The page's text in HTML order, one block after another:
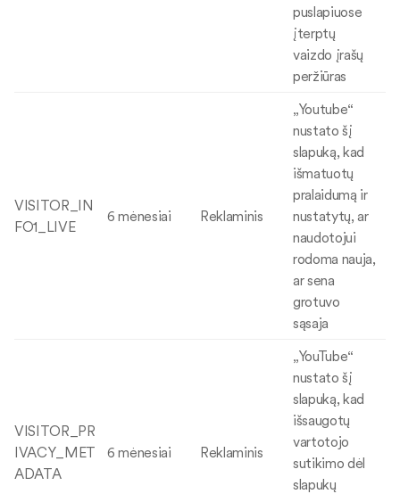
puslapiuose
įterptų
vaizdo įrašų
peržiūras
VISITOR_IN
FO1_LIVE
6 mėnesiai Reklaminis
„Youtube“
nustato šį
slapuką, kad
išmatuotų
pralaidumą ir
nustatytų, ar
naudotojui
rodoma nauja,
ar sena
grotuvo
sąsaja
VISITOR_PR
IVACY_MET
ADATA
6 mėnesiai Reklaminis
„YouTube“
nustato šį
slapuką, kad
išsaugotų
vartotojo
sutikimo dėl
slapukų